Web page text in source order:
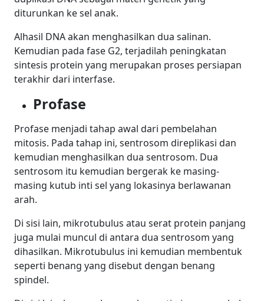
diturunkan ke sel anak.
Alhasil DNA akan menghasilkan dua salinan.
Kemudian pada fase G2, terjadilah peningkatan
sintesis protein yang merupakan proses persiapan
terakhir dari interfase.
Profase
Profase menjadi tahap awal dari pembelahan
mitosis. Pada tahap ini, sentrosom direplikasi dan
kemudian menghasilkan dua sentrosom. Dua
sentrosom itu kemudian bergerak ke masing-
masing kutub inti sel yang lokasinya berlawanan
arah.
Di sisi lain, mikrotubulus atau serat protein panjang
juga mulai muncul di antara dua sentrosom yang
dihasilkan. Mikrotubulus ini kemudian membentuk
seperti benang yang disebut dengan benang
spindel.